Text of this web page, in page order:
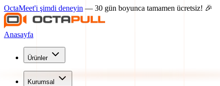
OctaMeet'i şimdi deneyin — 30 gün boyunca tamamen ücretsiz! 🎉
Anasayfa
Ürünler
Kurumsal